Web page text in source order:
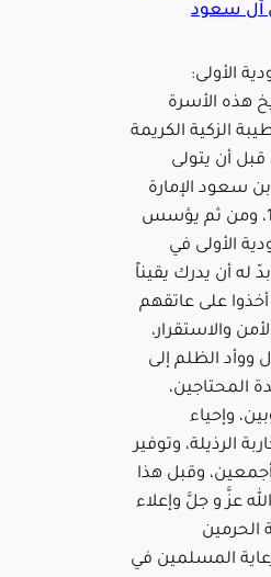
آل سعود
الأولى:
هذه الأسرة
الزكية الكريمة
قبل أن يتولى
سعود الإمارة
عام 1139/1727، ومن ثم يؤسس
الأولى في
لا بدّ له أن يدرك يقيناً
على عاتقهم
والاستقرار،
ووأد الظلم إلى
المحتاجين،
وإحياء
الرذيلة، وتوفير
وقبل هذا
عزَّ و جلَّ وإعلاء
الحرمين
المسلمين في